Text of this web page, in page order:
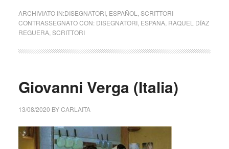
ARCHIVIATO IN:DISEGNATORI, ESPAÑOL
SCRITTORI
CONTRASSEGNATO CON: DISEGNATORI, ESPANA, RAQUEL DÍAZ
REGUERA, SCRITTORI
Giovanni Verga (Italia)
13/08/2020 BYCARLAITA